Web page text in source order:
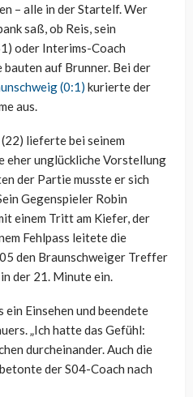
– alle in der Startelf. Wer
saß, ob Reis, sein
oder Interims-Coach
auf Brunner. Bei der
(0:1) kurierte der
aus.
lieferte bei seinem
eher unglückliche Vorstellung
der Partie musste er sich
Gegenspieler Robin
einem Tritt am Kiefer, der
Fehlpass leitete die
den Braunschweiger Treffer
der 21. Minute ein.
Einsehen und beendete
„Ich hatte das Gefühl:
durcheinander. Auch die
der S04-Coach nach